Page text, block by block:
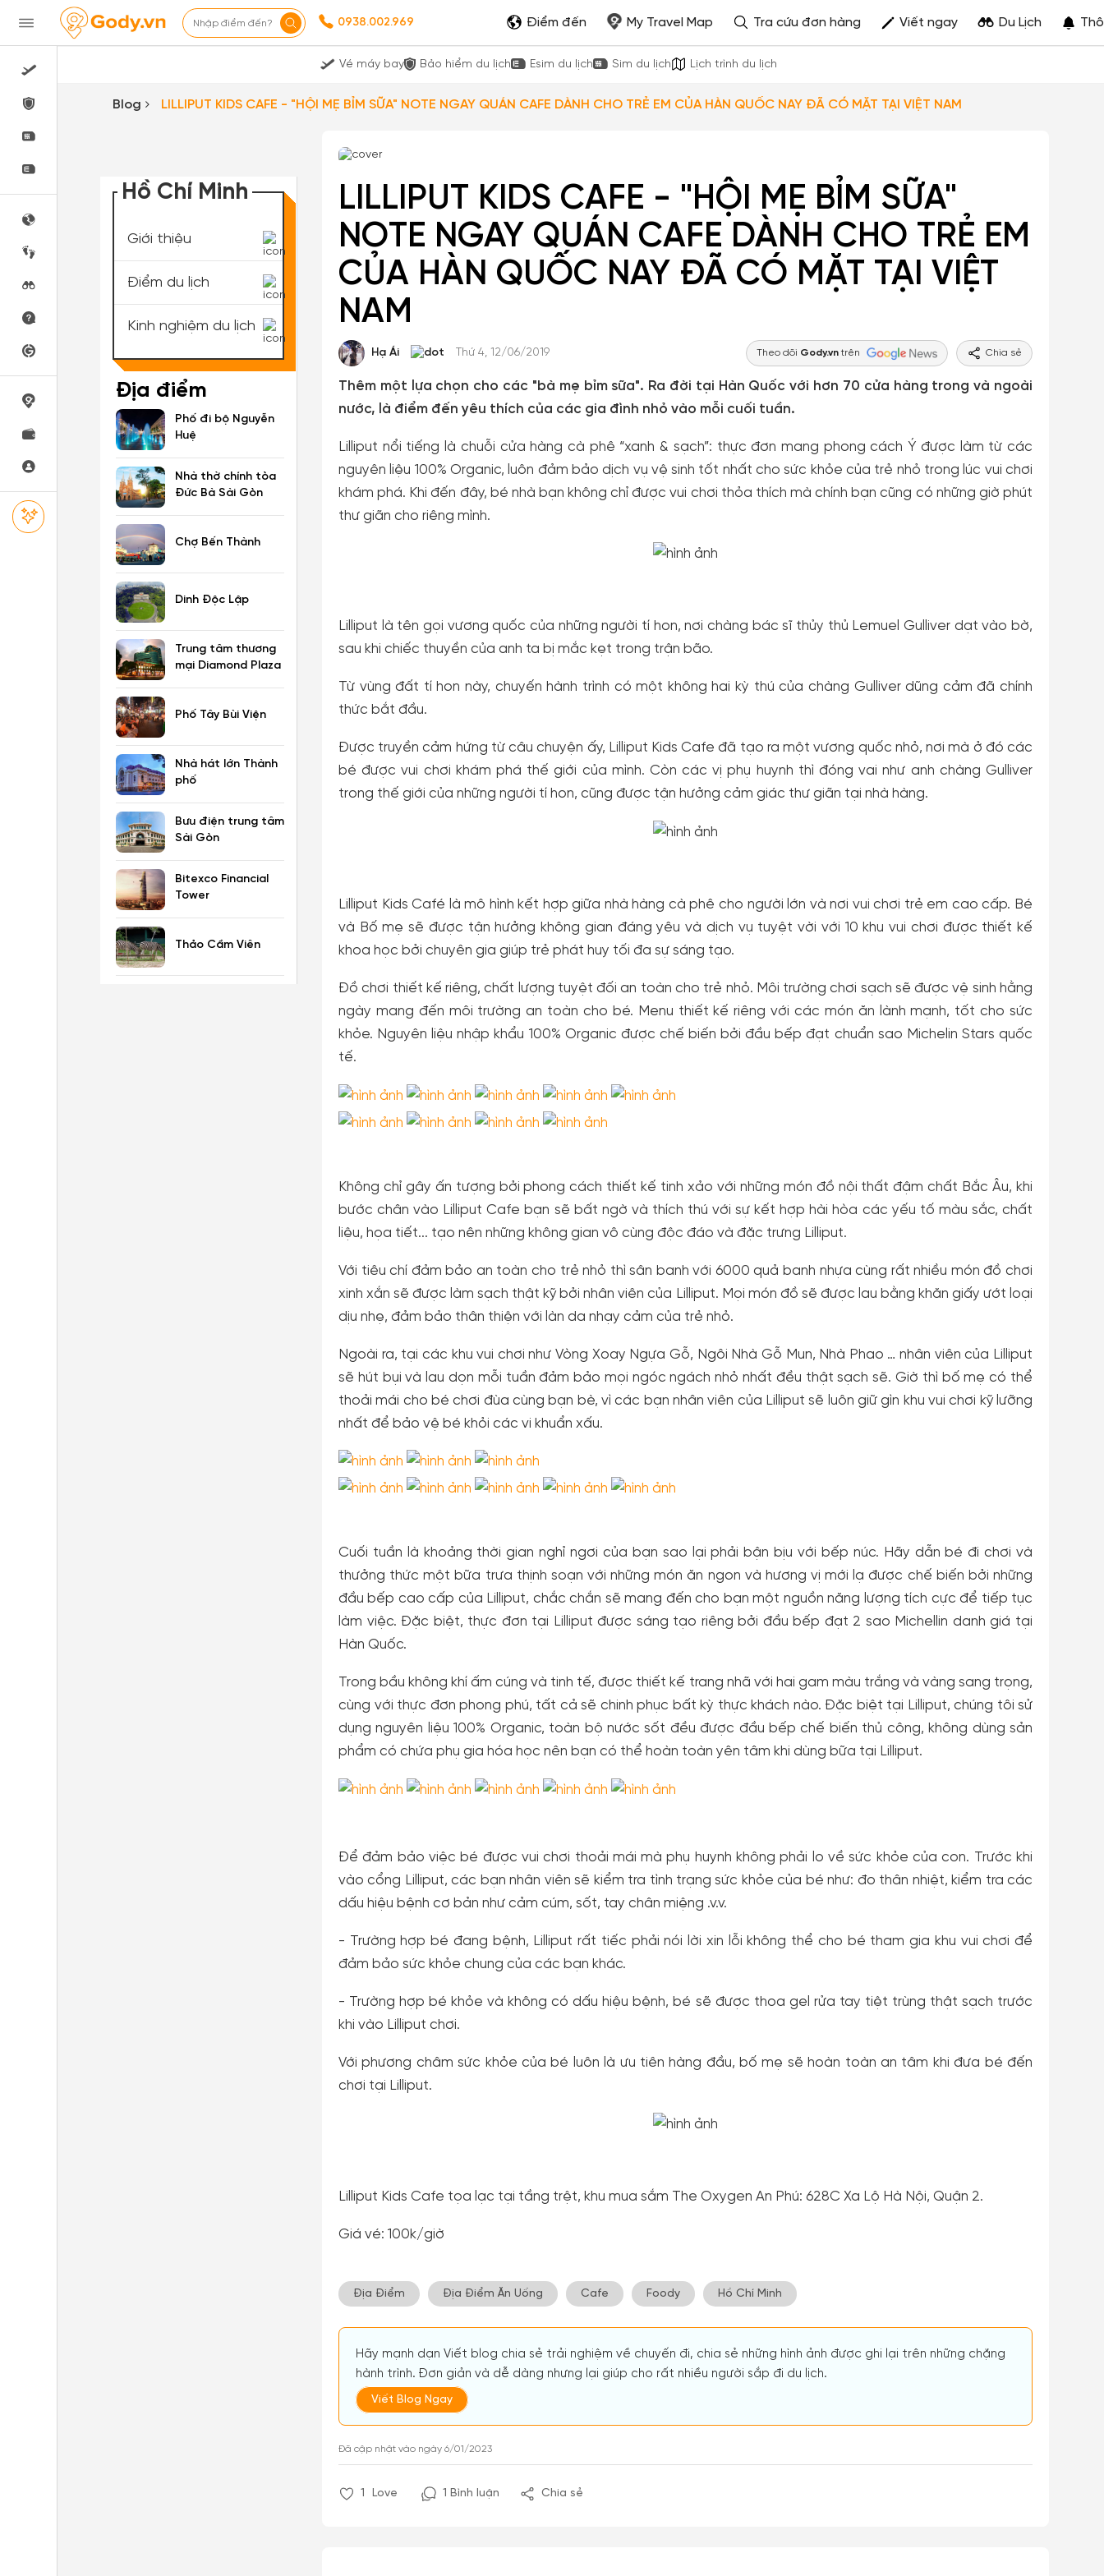
Nhập điểm đến? 0938.002.969 Điểm đến My Travel Map Tra cứu đơn hàng Viết ngay Du Lịch
Vé máy bay Bảo hiểm du lịch Esim du lịch Sim du lịch Lịch trình du lịch
Blog LILLIPUT KIDS CAFE - "HỘI MẸ BỈM SỮA" NOTE NGAY QUÁN CAFE DÀNH CHO TRẺ EM CỦA HÀN QUỐC NAY ĐÃ CÓ MẶT TẠI VIỆT NAM
LILLIPUT KIDS CAFE - "HỘI MẸ BỈM SỮA"
NOTE NGAY QUÁN CAFE DÀNH CHO TRẺ EM
CỦA HÀN QUỐC NAY ĐÃ CÓ MẶT TẠI VIỆT
NAM
Hạ Ái Thứ 4, 12/06/2019 Theo dõi Gody.vntrên Chia sẻ
Thêm một lựa chọn cho các "bà mẹ bỉm sữa". Ra đời tại Hàn Quốc với hơn 70 cửa hàng trong và ngoài
nước, là điểm đến yêu thích của các gia đình nhỏ vào mỗi cuối tuần.
Lilliput nổi tiếng là chuỗi cửa hàng cà phê “xanh & sạch”: thực đơn mang phong cách Ý được làm từ các
nguyên liệu 100% Organic, luôn đảm bảo dịch vụ vệ sinh tốt nhất cho sức khỏe của trẻ nhỏ trong lúc vui chơi
khám phá. Khi đến đây, bé nhà bạn không chỉ được vui chơi thỏa thích mà chính bạn cũng có những giờ phút
thư giãn cho riêng mình.
Lilliput là tên gọi vương quốc của những người tí hon, nơi chàng bác sĩ thủy thủ Lemuel Gulliver dạt vào bờ,
sau khi chiếc thuyền của anh ta bị mắc kẹt trong trận bão.
Từ vùng đất tí hon này, chuyến hành trình có một không hai kỳ thú của chàng Gulliver dũng cảm đã chính
thức bắt đầu.
Được truyền cảm hứng từ câu chuyện ấy, Lilliput Kids Cafe đã tạo ra một vương quốc nhỏ, nơi mà ở đó các
bé được vui chơi khám phá thế giới của mình. Còn các vị phụ huynh thì đóng vai như anh chàng Gulliver
trong thế giới của những người tí hon, cũng được tận hưởng cảm giác thư giãn tại nhà hàng.
Lilliput Kids Café là mô hình kết hợp giữa nhà hàng cà phê cho người lớn và nơi vui chơi trẻ em cao cấp. Bé
và Bố mẹ sẽ được tận hưởng không gian đáng yêu và dịch vụ tuyệt vời với 10 khu vui chơi được thiết kế
khoa học bởi chuyên gia giúp trẻ phát huy tối đa sự sáng tạo.
Đồ chơi thiết kế riêng, chất lượng tuyệt đối an toàn cho trẻ nhỏ. Môi trường chơi sạch sẽ được vệ sinh hằng
ngày mang đến môi trường an toàn cho bé. Menu thiết kế riêng với các món ăn lành mạnh, tốt cho sức
khỏe. Nguyên liệu nhập khẩu 100% Organic được chế biến bởi đầu bếp đạt chuẩn sao Michelin Stars quốc
tế.
Không chỉ gây ấn tượng bởi phong cách thiết kế tinh xảo với những món đồ nội thất đậm chất Bắc Âu, khi
bước chân vào Lilliput Cafe bạn sẽ bất ngờ và thích thú với sự kết hợp hài hòa các yếu tố màu sắc, chất
liệu, họa tiết... tạo nên những không gian vô cùng độc đáo và đặc trưng Lilliput.
Với tiêu chí đảm bảo an toàn cho trẻ nhỏ thì sân banh với 6000 quả banh nhựa cùng rất nhiều món đồ chơi
xinh xắn sẽ được làm sạch thật kỹ bởi nhân viên của Lilliput. Mọi món đồ sẽ được lau bằng khăn giấy ướt loại
dịu nhẹ, đảm bảo thân thiện với làn da nhạy cảm của trẻ nhỏ.
Ngoài ra, tại các khu vui chơi như Vòng Xoay Ngựa Gỗ, Ngôi Nhà Gỗ Mun, Nhà Phao … nhân viên của Lilliput
sẽ hút bụi và lau dọn mỗi tuần đảm bảo mọi ngóc ngách nhỏ nhất đều thật sạch sẽ. Giờ thì bố mẹ có thể
thoải mái cho bé chơi đùa cùng bạn bè, vì các bạn nhân viên của Lilliput sẽ luôn giữ gìn khu vui chơi kỹ lưỡng
nhất để bảo vệ bé khỏi các vi khuẩn xấu.
Cuối tuần là khoảng thời gian nghỉ ngơi của bạn sao lại phải bận bịu với bếp núc. Hãy dẫn bé đi chơi và
thưởng thức một bữa trưa thịnh soạn với những món ăn ngon và hương vị mới lạ được chế biến bởi những
đầu bếp cao cấp của Lilliput, chắc chắn sẽ mang đến cho bạn một nguồn năng lượng tích cực để tiếp tục
làm việc. Đặc biệt, thực đơn tại Lilliput được sáng tạo riêng bởi đầu bếp đạt 2 sao Michellin danh giá tại
Hàn Quốc.
Trong bầu không khí ấm cúng và tinh tế, được thiết kế trang nhã với hai gam màu trắng và vàng sang trọng,
cùng với thực đơn phong phú, tất cả sẽ chinh phục bất kỳ thực khách nào. Đặc biệt tại Lilliput, chúng tôi sử
dụng nguyên liệu 100% Organic, toàn bộ nước sốt đều được đầu bếp chế biến thủ công, không dùng sản
phẩm có chứa phụ gia hóa học nên bạn có thể hoàn toàn yên tâm khi dùng bữa tại Lilliput.
Để đảm bảo việc bé được vui chơi thoải mái mà phụ huynh không phải lo về sức khỏe của con. Trước khi
vào cổng Lilliput, các bạn nhân viên sẽ kiểm tra tình trạng sức khỏe của bé như: đo thân nhiệt, kiểm tra các
dấu hiệu bệnh cơ bản như cảm cúm, sốt, tay chân miệng .v.v.
- Trường hợp bé đang bệnh, Lilliput rất tiếc phải nói lời xin lỗi không thể cho bé tham gia khu vui chơi để
đảm bảo sức khỏe chung của các bạn khác.
- Trường hợp bé khỏe và không có dấu hiệu bệnh, bé sẽ được thoa gel rửa tay tiệt trùng thật sạch trước
khi vào Lilliput chơi.
Với phương châm sức khỏe của bé luôn là ưu tiên hàng đầu, bố mẹ sẽ hoàn toàn an tâm khi đưa bé đến
chơi tại Lilliput.
Lilliput Kids Cafe tọa lạc tại tầng trệt, khu mua sắm The Oxygen An Phú: 628C Xa Lộ Hà Nội, Quận 2.
Giá vé: 100k/giờ
Địa Điểm Địa Điểm Ăn Uống Cafe Foody Hồ Chí Minh
Hãy mạnh dạn Viết blog chia sẻ trải nghiệm về chuyến đi, chia sẻ những hình ảnh được ghi lại trên những chặng
hành trình. Đơn giản và dễ dàng nhưng lại giúp cho rất nhiều người sắp đi du lịch.
Viết Blog Ngay
Đã cập nhật vào ngày 6/01/2023
1 Love 1 Bình luận Chia sẻ
Hồ Chí Minh
Giới thiệu
Điểm du lịch
Kinh nghiệm du lịch
Địa điểm
Phố đi bộ Nguyễn
Huệ
Nhà thờ chính tòa
Đức Bà Sài Gòn
Chợ Bến Thành
Dinh Độc Lập
Trung tâm thương
mại Diamond Plaza
Phố Tây Bùi Viện
Nhà hát lớn Thành
phố
Bưu điện trung tâm
Sài Gòn
Bitexco Financial
Tower
Thảo Cầm Viên